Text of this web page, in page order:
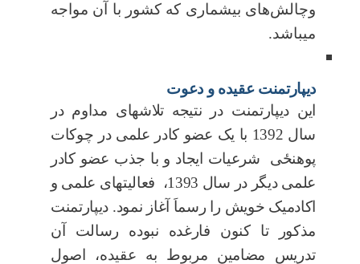
وچالش‌های بیشماری که کشور با آن مواجه
میباشد.
دیپارتمنت عقیده و دعوت
این دیپارتمنتدر نتیجه تلاش­های مداوم در
سال 1392 با یک عضو کادر علمی در چوکات
پوهنځی شرعیات ایجاد و با جذب عضو کادر
علمی دیگر در سال 1393، فعالیت­های علمی و
اکادمیک خویش را رسماَ آغاز نمود. دیپارتمنت
مذکور تا کنون فارغ­ده نبوده رسالت آن
تدریس مضامین مربوط به عقیده، اصول